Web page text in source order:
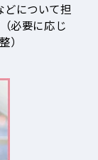
どについて担
必要に応じ
）